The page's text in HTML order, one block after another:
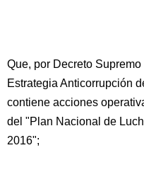
Que, por Decreto
Estrategia Anticorrupción
contiene acciones
del "Plan Nacional de
2016";